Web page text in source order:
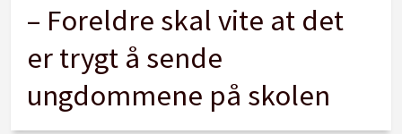
– Foreldre skal vite at det
er trygt å sende
ungdommene på skolen